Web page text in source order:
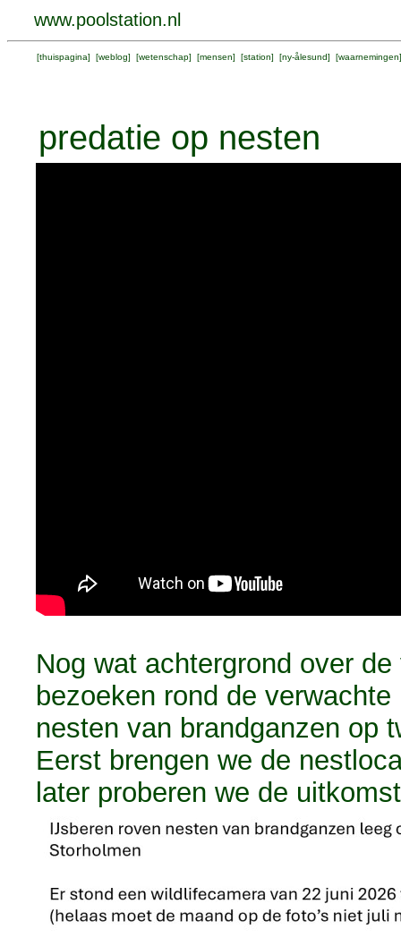
www.poolstation.nl
[thuispagina] [weblog] [wetenschap] [mensen] [station] [ny-ålesund] [waarnemingen
predatie op nesten
Nog wat achtergrond over
bezoeken rond de
nesten van brandganzen op
Eerst brengen we de
later proberen we de